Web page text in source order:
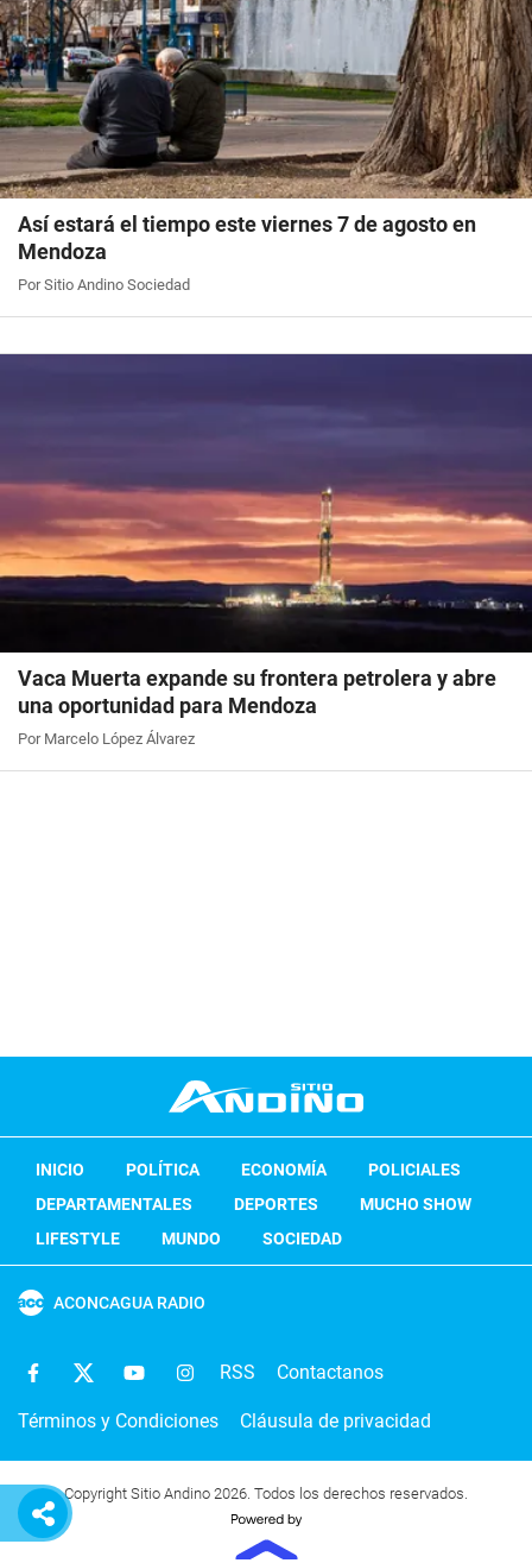
Así estará el tiempo este viernes 7 de agosto en
Mendoza
Por Sitio Andino Sociedad
Vaca Muerta expande su frontera petrolera y abre
una oportunidad para Mendoza
Por Marcelo López Álvarez
INICIO POLÍTICA ECONOMÍA
POLICIALES
DEPARTAMENTALES
DEPORTES
MUCHO SHOW
LIFESTYLE
MUNDO SOCIEDAD
ACONCAGUA RADIO
RSS Contactanos
Términos y Condiciones Cláusula de privacidad
Copyright Sitio Andino 2026. Todos los derechos reservados.